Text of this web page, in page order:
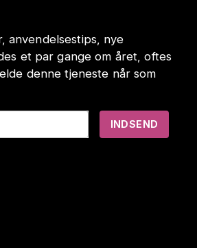
anvendelsestips, nye
et par gange om året, oftes
denne tjeneste når som
INDSEND